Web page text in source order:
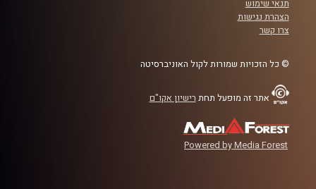
קרדיט תמונות:
תנאי שימוש
הצהרת נגישות
צרו קשר
© כל הזכויות שמורות לקול האוניברסיטה
אתר זה מופעל תחת רישיון אקו"ם
Powered by Media Forest